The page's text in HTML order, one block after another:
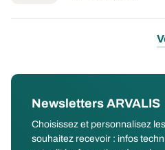
Newsletters ARVALIS
Choisissez et personnalisez
souhaitez recevoir : infos